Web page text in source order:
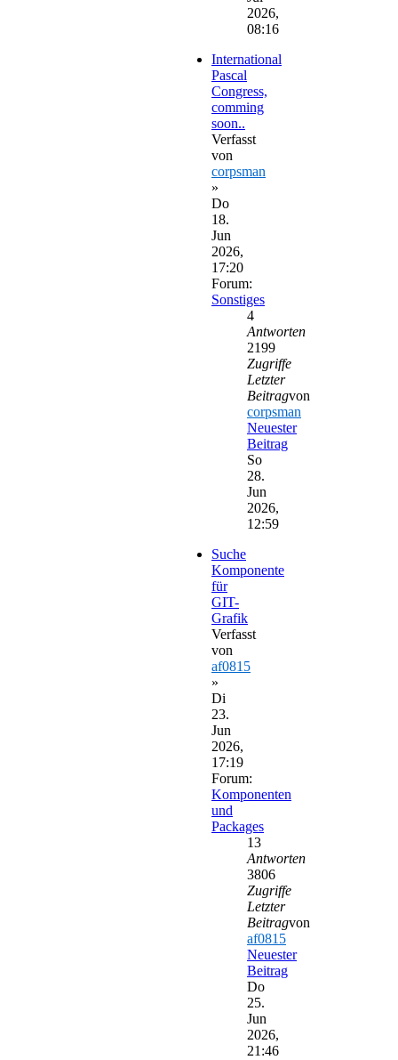
2026,
08:16
International
Pascal
Congress,
comming
soon..
Verfasst
von
corpsman
»
Do
18.
Jun
2026,
17:20
Forum:
Sonstiges
4
Antworten
2199
Zugriffe
Letzter
Beitragvon
corpsman
Neuester
Beitrag
So
28.
Jun
2026,
12:59
Suche
Komponente
für
GIT-
Grafik
Verfasst
von
af0815
»
Di
23.
Jun
2026,
17:19
Forum:
Komponenten
und
Packages
13
Antworten
3806
Zugriffe
Letzter
Beitragvon
af0815
Neuester
Beitrag
Do
25.
Jun
2026,
21:46